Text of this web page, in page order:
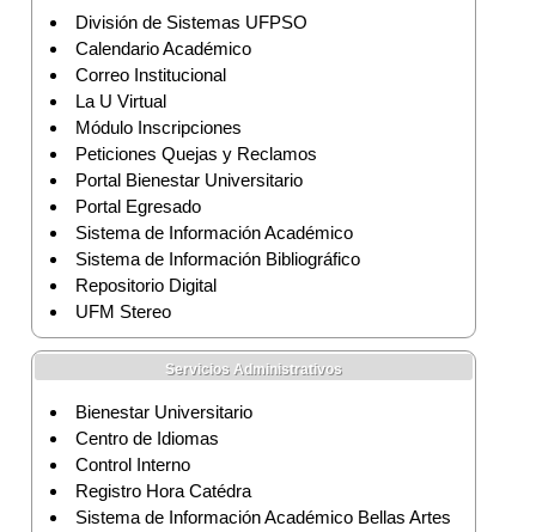
División de Sistemas UFPSO
Calendario Académico
Correo Institucional
La U Virtual
Módulo Inscripciones
Peticiones Quejas y Reclamos
Portal Bienestar Universitario
Portal Egresado
Sistema de Información Académico
Sistema de Información Bibliográfico
Repositorio Digital
UFM Stereo
Servicios Administrativos
Bienestar Universitario
Centro de Idiomas
Control Interno
Registro Hora Catédra
Sistema de Información Académico Bellas Artes